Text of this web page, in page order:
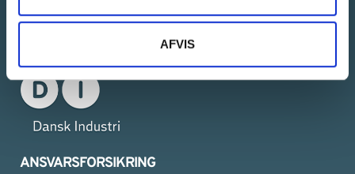
AFVIS
ANSVARSFORSIKRING